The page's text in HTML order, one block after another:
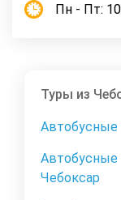
Пн - Пт:
Туры из
Автобусные
Автобусные
Чебоксар